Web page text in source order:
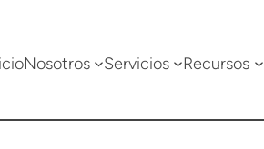
Nosotros Servicios Recursos